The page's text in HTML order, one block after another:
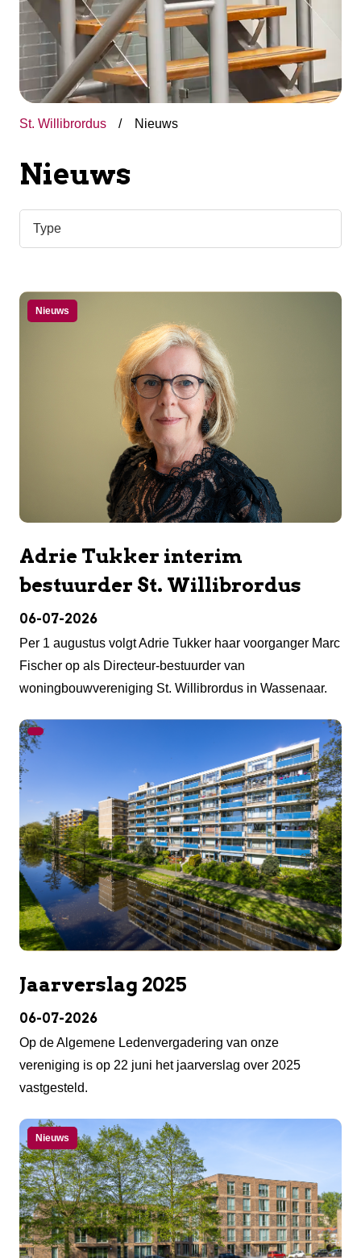
St. Willibrordus Nieuws
Nieuws
Nieuws
Adrie Tukker interim
bestuurder St. Willibrordus
06-07-2026
Per 1 augustus volgt Adrie Tukker haar voorganger Marc
Fischer op als Directeur-bestuurder van
woningbouwvereniging St. Willibrordus in Wassenaar.
Jaarverslag 2025
06-07-2026
Op de Algemene Ledenvergadering van onze
vereniging is op 22 juni het jaarverslag over 2025
vastgesteld.
Nieuws